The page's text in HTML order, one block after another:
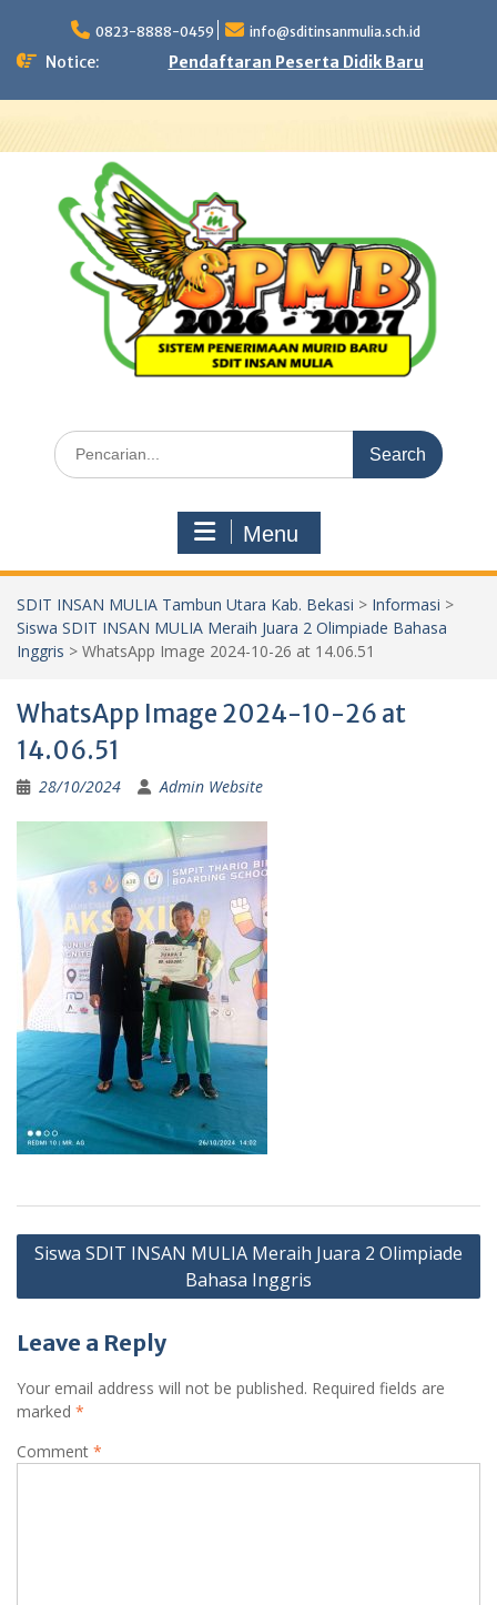
content
0823-8888-0459 info@sditinsanmulia.sch.id
Notice: Pendaftaran Peserta Didik Baru
Search
for:
Menu
SDIT INSAN MULIA Tambun Utara Kab. Bekasi > Informasi >
Siswa SDIT INSAN MULIA Meraih Juara 2 Olimpiade Bahasa
Inggris > WhatsApp Image 2024-10-26 at 14.06.51
WhatsApp Image 2024-10-26 at
14.06.51
28/10/2024 Admin Website
Post
Siswa SDIT INSAN MULIA Meraih Juara 2 Olimpiade
Bahasa Inggris
Leave a Reply
Your email address will not be published. Required fields are
marked *
Comment *